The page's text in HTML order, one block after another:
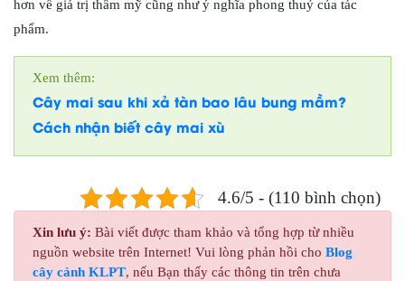
hơn về giá trị thẩm mỹ cũng như ý nghĩa phong thuỷ của tác
phẩm.
Xem thêm:
Cây mai sau khi xả tàn bao lâu bung mầm?
Cách nhận biết cây mai xù
4.6/5 - (110 bình chọn)
Xin lưu ý: Bài viết được tham khảo và tổng hợp từ nhiều
nguồn website trên Internet! Vui lòng phản hồi cho Blog
cây cảnh KLPT, nếu Bạn thấy các thông tin trên chưa